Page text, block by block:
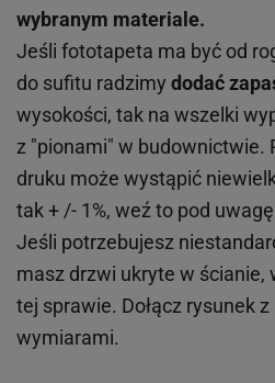
wybranym materiale.
Jeśli fototapeta ma być od
do sufitu radzimy dodać
wysokości, tak na wszelki
z "pionami" w budownictwie.
druku może wystąpić
tak + /- 1%, weź to pod
Jeśli potrzebujesz
masz drzwi ukryte w ścianie,
tej sprawie. Dołącz rysunek
wymiarami.